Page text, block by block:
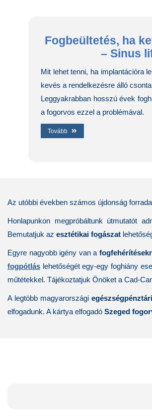
Fogbeültetés, ha
– Sinus
Mit lehet tenni, ha implantációra
kevés a rendelkezésre álló
Leggyakrabban hosszú évek
a fogorvos ezzel a problémával.
Tovább
Az utóbbi években számos újdonság
Honlapunkon megpróbáltunk útmutatót
Bemutatjuk az esztétikai fogászat
Egyre nagyobb igény van a
fogpótlás lehetőségét egy-egy foghiány
műtétekkel. Tájékoztatjuk Önöket a Cad-
A legtöbb magyarországi
elfogadunk. A kártya elfogadó Szeged